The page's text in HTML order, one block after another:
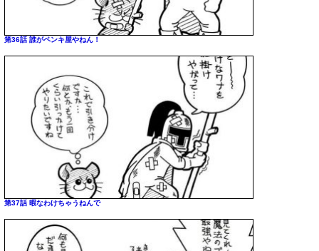
第36話 誰がペンキ屋やねん！
第37話 暇なわけちゃうねんで